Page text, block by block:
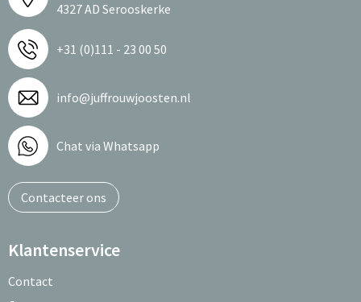
4327 AD Serooskerke
+31 (0)111 - 23 00 50
info@juffrouwjoosten.nl
Chat via Whatsapp
Contacteer ons
Klantenservice
Contact